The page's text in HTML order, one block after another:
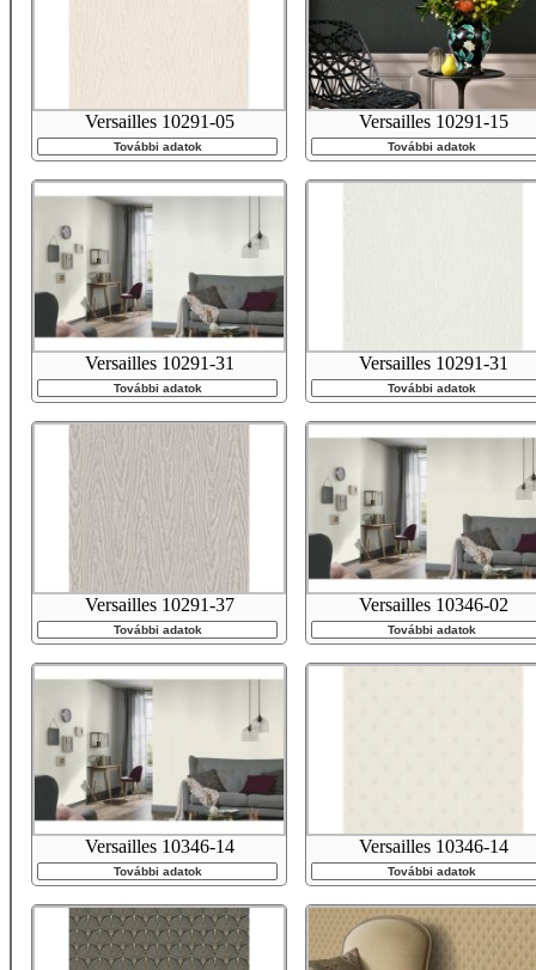
Versailles 10291-05
További adatok
Versailles 10291-15
További adatok
Versailles 10291-31
További adatok
Versailles 10291-31
További adatok
Versailles 10291-37
További adatok
Versailles 10346-02
További adatok
Versailles 10346-14
További adatok
Versailles 10346-14
További adatok